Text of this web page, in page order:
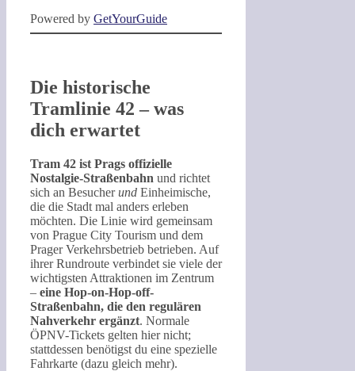
Powered by GetYourGuide
Die historische
Tramlinie 42 – was
dich erwartet
Tram 42 ist Prags offizielle
Nostalgie-Straßenbahn und richtet
sich an Besucherund Einheimische,
die die Stadt mal anders erleben
möchten. Die Linie wird gemeinsam
von Prague City Tourism und dem
Prager Verkehrsbetrieb betrieben. Auf
ihrer Rundroute verbindet sie viele der
wichtigsten Attraktionen im Zentrum
– eine Hop-on-Hop-off-
Straßenbahn, die den regulären
Nahverkehr ergänzt. Normale
ÖPNV-Tickets gelten hier nicht;
stattdessen benötigst du eine spezielle
Fahrkarte (dazu gleich mehr).